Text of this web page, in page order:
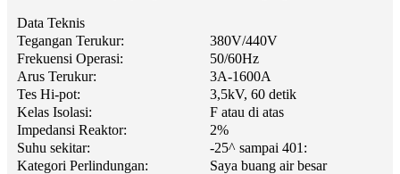
Data Teknis
Tegangan Terukur:
380V/440V
Frekuensi Operasi:
50/60Hz
Arus Terukur:
3A-1600A
Tes Hi-pot:
3,5kV, 60 detik
Kelas Isolasi:
F atau di atas
Impedansi Reaktor:
2%
Suhu sekitar:
-25^ sampai 401:
Kategori Perlindungan:
Saya buang air besar